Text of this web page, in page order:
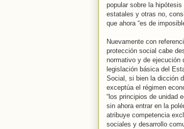
popular sobre la
estatales y otras no,
que ahora “es de
Nuevamente con
protección social cabe
normativo y de ejecución
legislación básica del
Social, si bien la dicción
exceptúa el régimen
“los principios de unidad
sin ahora entrar en la
atribuye competencia
sociales y desarrollo